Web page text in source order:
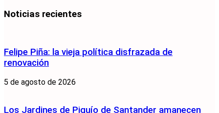
Noticias recientes
Felipe Piña: la vieja política disfrazada de
renovación
5 de agosto de 2026
Los Jardines de Piquío de Santander amanecen